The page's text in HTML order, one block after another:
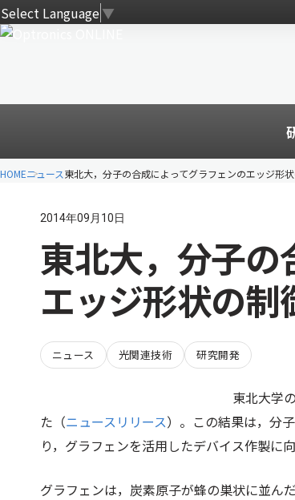
Select Language▼
HOMEニュース東北大，分子の合成によってグラフェンのエッジ形
2014年09月10日
東北大，分子の
エッジ形状の制
ニュース 光関連技術 研究開発
東北大学
た（ニュースリリース）。この結果は，分
り，グラフェンを活用したデバイス作製に
グラフェンは，炭素原子が蜂の巣状に並ん